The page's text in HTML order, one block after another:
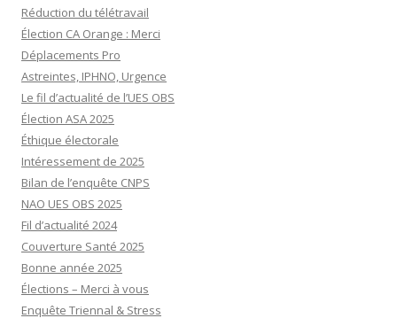
Réduction du télétravail
Élection CA Orange : Merci
Déplacements Pro
Astreintes, IPHNO, Urgence
Le fil d’actualité de l’UES OBS
Élection ASA 2025
Éthique électorale
Intéressement de 2025
Bilan de l’enquête CNPS
NAO UES OBS 2025
Fil d’actualité 2024
Couverture Santé 2025
Bonne année 2025
Élections – Merci à vous
Enquête Triennal & Stress